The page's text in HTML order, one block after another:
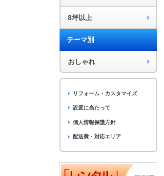
8坪以上
テーマ別
おしゃれ
リフォーム・カスタマイズ
設置に当たって
個人情報保護方針
配送費・対応エリア